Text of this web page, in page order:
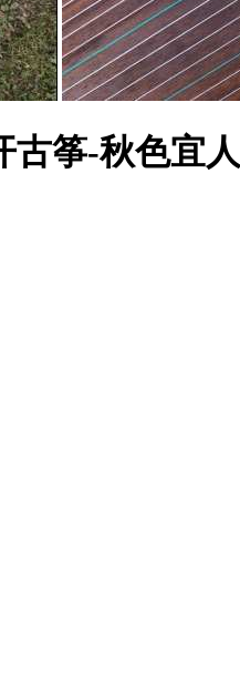
古筝-秋色宜人